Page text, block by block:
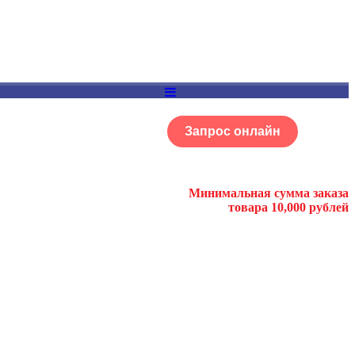
Запрос онлайн
Минимальная сумма заказа
товара 10,000 рублей